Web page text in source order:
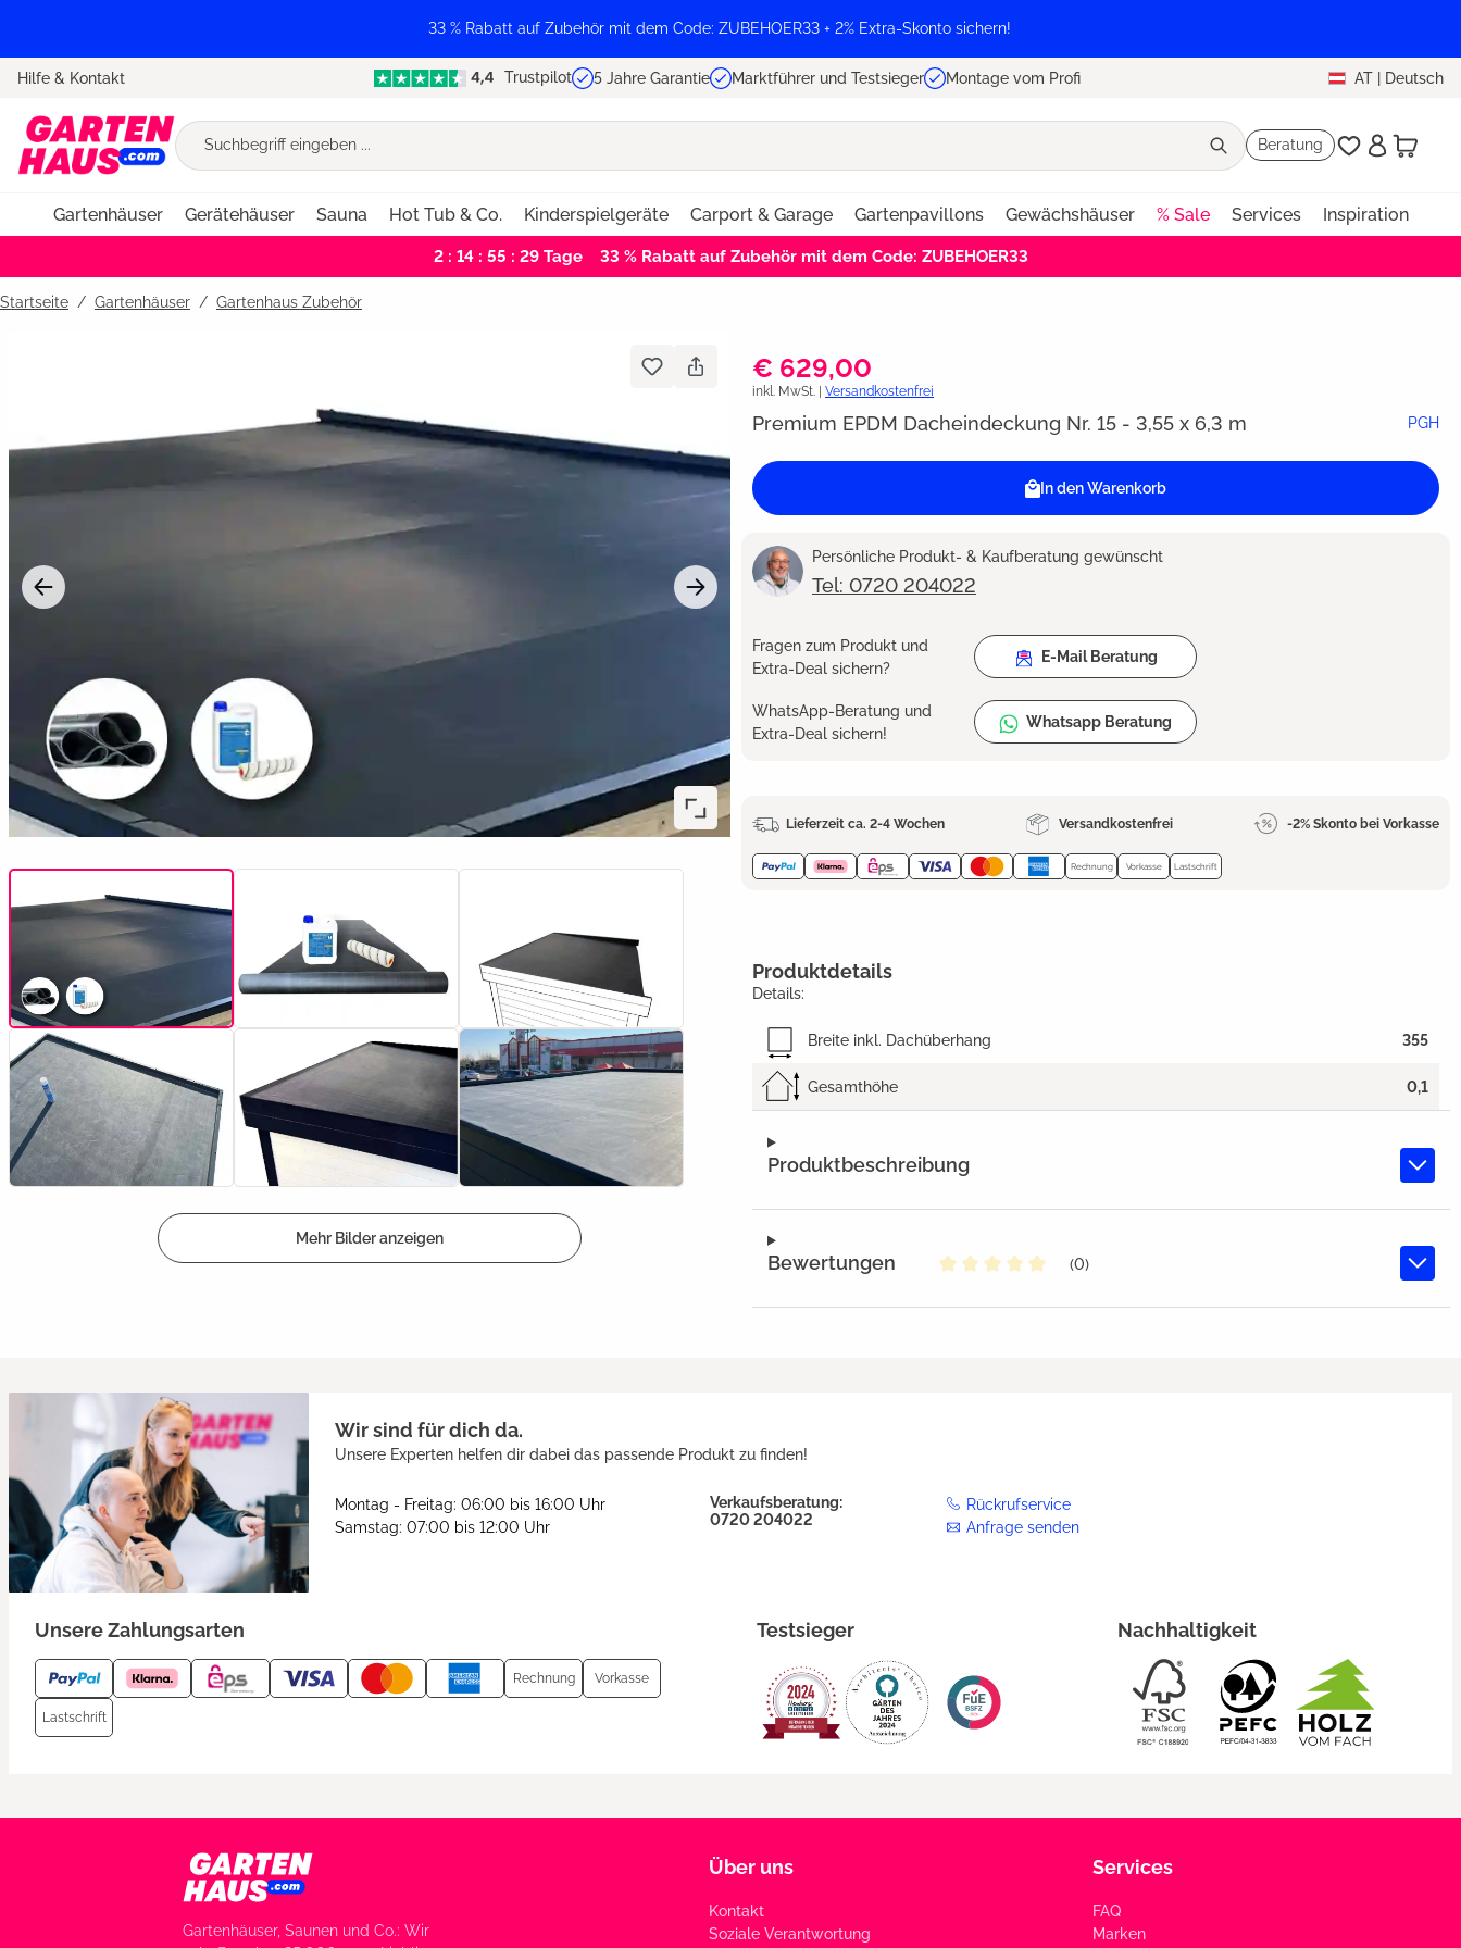
33 % Rabatt auf Zubehör mit dem Code: ZUBEHOER33 + 2% Extra-Skonto sichern!
Hilfe & Kontakt Trustpilot 5 Jahre Garantie Marktführer und Testsieger Montage vom Profi AT | Deutsch
Beratung
Gartenhäuser Gerätehäuser Sauna Hot Tub & Co. Kinderspielgeräte Carport & Garage Gartenpavillons Gewächshäuser % Sale Services Inspiration
2 : 14 : 55 : 29Tage 33 % Rabatt auf Zubehör mit dem Code: ZUBEHOER33
Startseite Gartenhäuser / Gartenhaus Zubehör
Mehr Bilder anzeigen
€ 629,00
inkl. MwSt. | Versandkostenfrei
Premium EPDM Dacheindeckung Nr. 15 - 3,55 x 6,3 m PGH
In den Warenkorb
Persönliche Produkt- & Kaufberatung gewünscht
Tel: 0720 204022
Fragen zum Produkt und
Extra-Deal sichern?
E-Mail Beratung
WhatsApp-Beratung und
Extra-Deal sichern!
Whatsapp Beratung
Lieferzeit ca. 2-4 Wochen Versandkostenfrei -2% Skonto bei Vorkasse
Rechnung Vorkasse Lastschrift
Produktbeschreibung
Bewertungen
(0)
Produktdetails
Details:
Breite inkl. Dachüberhang 355
Gesamthöhe 0,1
Wir sind für dich da.
Unsere Experten helfen dir dabei das passende Produkt zu finden!
Montag - Freitag: 06:00 bis 16:00 Uhr
Samstag: 07:00 bis 12:00 Uhr
Verkaufsberatung:
0720 204022
Rückrufservice
Anfrage senden
Unsere Zahlungsarten
Rechnung Vorkasse
Lastschrift
Testsieger Nachhaltigkeit
Gartenhäuser, Saunen und Co.: Wir
Über uns
Kontakt
Soziale Verantwortung
Services
FAQ
Marken